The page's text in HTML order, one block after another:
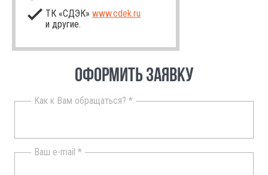
ТК «СДЭК» www.cdek.ru
и другие.
ОФОРМИТЬ ЗАЯВКУ
Как к Вам обращаться? *
Ваш e-mail *